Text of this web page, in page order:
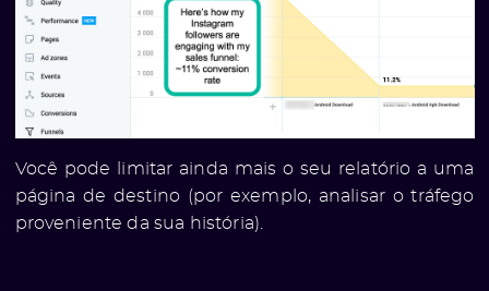
Você pode limitar ainda mais o seu relatório a uma
página de destino (por exemplo, analisar o tráfego
proveniente da sua história).